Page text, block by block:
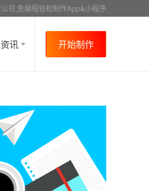
司,免编程轻松制作App&小程序
讯 开始制作